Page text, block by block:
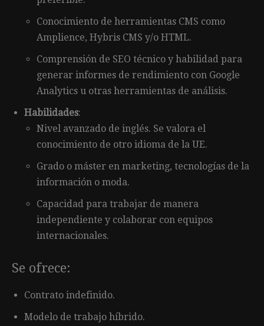
Conocimiento de herramientas CMS como
Amplience, Hybris CMS y/o HTML.
Comprensión de SEO técnico y habilidad para
generar informes de rendimiento con Google
Analytics u otras herramientas de análisis.
Habilidades:
Nivel avanzado de inglés. Se valora el
conocimiento de otro idioma de la UE.
Grado o máster en marketing, tecnologías de la
información o moda.
Capacidad para trabajar de manera
independiente y colaborar con equipos
internacionales.
Se ofrece:
Contrato indefinido.
Modelo de trabajo híbrido.